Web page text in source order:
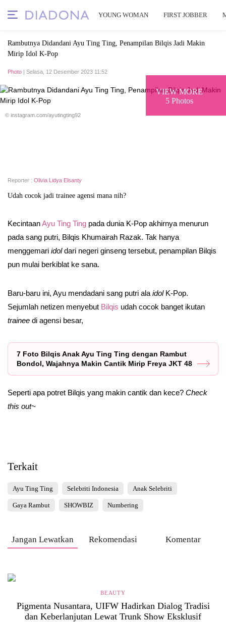
YOUNG WOMAN FIRST JOBBER
Rambutnya Didandani Ayu Ting Ting, Penampilan Bilqis Jadi Makin
Mirip Idol K-Pop
Photo | Selasa, 12 Desember 2023 11:52
VIEW MORE
5 Photos
© instagram.com/ayutingting92
Reporter : Olivia Lidya Elsanty
Udah cocok jadi trainee agensi mana nih?
KecintaanAyu Ting Ting pada dunia K-Pop akhirnya menurun
pada sang putri, Bilqis Khumairah Razak. Tak hanya
menggemari idoldari negeri ginseng tersebut, penampilan Bilqis
pun mulai berkiblat ke sana.
Baru-baru ini, Ayu mendadani sang putri ala idolK-Pop.
Sejumlah netizen menyebut Bilqis udah cocok banget ikutan
trainee di agensi besar,
7 Foto Bilqis Anak Ayu Ting Ting dengan Rambut
Bondol, Wajahnya Makin Cantik Mirip Freya JKT 48
Seperti apa potret Bilqis yang makin cantik dan kece? Check
this out~
Terkait
Ayu Ting Ting Selebriti Indonesia Anak Selebriti
Gaya Rambut SHOWBIZ Numbering
Jangan Lewatkan Rekomendasi Komentar
BEAUTY
Pigmenta Nusantara, UIFW Hadirkan Dialog Tradisi
dan Keberlanjutan Lewat Trunk Show Eksklusif